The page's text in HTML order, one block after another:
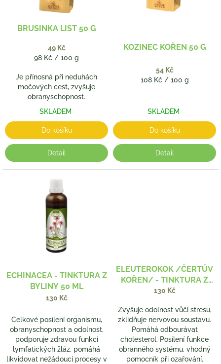
BRUSINKA LIST 50 G
49 Kč
Měrná
98 Kč / 100 g
Je přínosná při neduhách
močových cest, zvyšuje
obranyschopnost.
SKLADEM
Do košíku
Detail
KOZINEC KOŘEN 50 G
54 Kč
Měrná
108 Kč / 100 g
SKLADEM
Do košíku
Detail
ECHINACEA - TINKTURA Z
BYLINY 50 ML
130 Kč
Celkové posílení organismu,
obranyschopnost a odolnost,
podporuje zdravou funkci
lymfatických žláz, pomáhá
likvidovat nežádoucí procesy v
ELEUTEROKOK /ČERTŮV
KOŘEN/ - TINKTURA Z
BYLINY 50 ML
130 Kč
Zvyšuje odolnost vůči stresu,
zklidňuje nervovou soustavu.
Pomáhá odbourávat
cholesterol. Posílení funkce
obranného systému, vhodný
pomocník při ozařování.